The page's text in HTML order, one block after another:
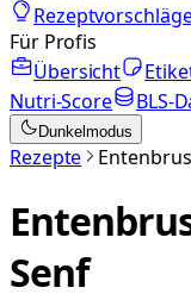
Für Profis
Übersicht
Nutri-Score
BLS-
Dunkelmodus
Rezepte
Senf